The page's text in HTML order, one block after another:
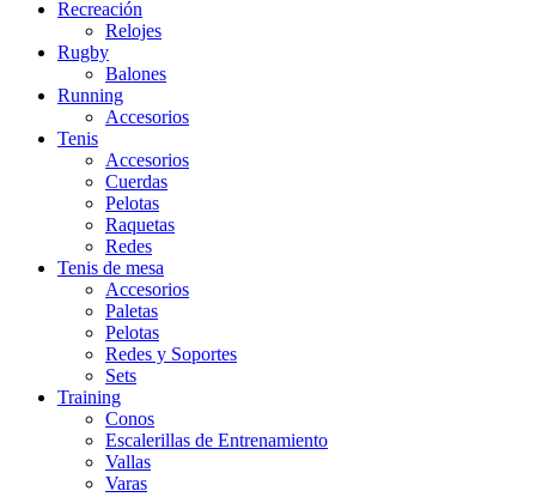
Recreación
Relojes
Rugby
Balones
Running
Accesorios
Tenis
Accesorios
Cuerdas
Pelotas
Raquetas
Redes
Tenis de mesa
Accesorios
Paletas
Pelotas
Redes y Soportes
Sets
Training
Conos
Escalerillas de Entrenamiento
Vallas
Varas